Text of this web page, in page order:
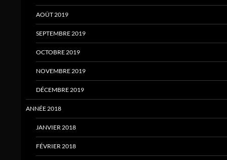
AOÛT 2019
SEPTEMBRE 2019
OCTOBRE 2019
NOVEMBRE 2019
DÉCEMBRE 2019
ANNÉE 2018
JANVIER 2018
FÉVRIER 2018